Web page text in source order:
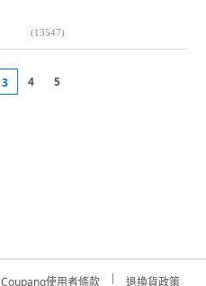
(13547)
3 4 5
Coupang使用者條款 退換貨政策